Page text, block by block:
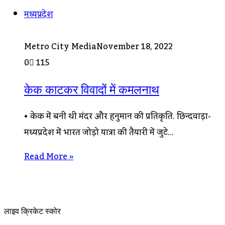
मध्यप्रदेश
Metro City MediaNovember 18, 2022
0 115
केक काटकर विवादों में कमलनाथ
• केक में बनी थी मंदिर और हनुमान की प्रतिकृति. छिन्दवाड़ा-
मध्यप्रदेश में भारत जोड़ो यात्रा की तैयारी में जुटे…
Read More »
लाइव क्रिकेट स्कोर